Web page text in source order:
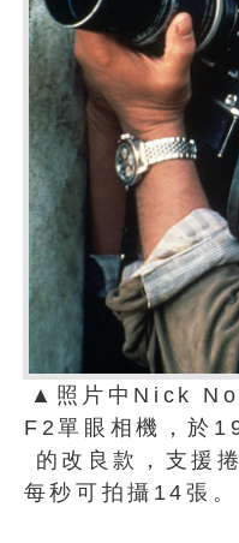
▲照片中Nick
F2單眼相機，於
的改良款，支援
每秒可拍攝14張。